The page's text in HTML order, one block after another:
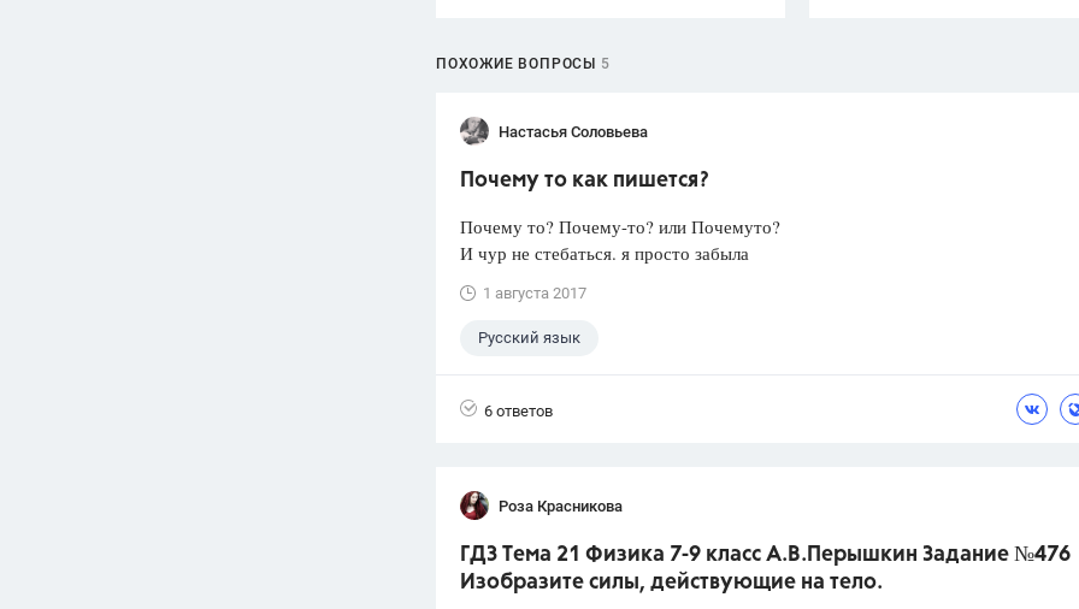
ПОХОЖИЕ ВОПРОСЫ 5
Настасья Соловьева
Почему то как пишется?
Почему то? Почему-то? или Почемуто?
И чур не стебаться. я просто забыла
1 августа 2017
Русский язык
6 ответов
Роза Красникова
ГДЗ Тема 21 Физика 7-9 класс А.В.Перышкин Задание №476
Изобразите силы, действующие на тело.